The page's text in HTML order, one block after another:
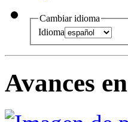
Cambiar idioma
Idioma
Avances